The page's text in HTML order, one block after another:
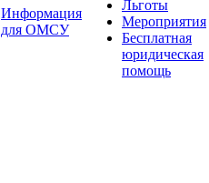
Информация
для ОМСУ
Льготы
Мероприятия
Бесплатная
юридическая
помощь